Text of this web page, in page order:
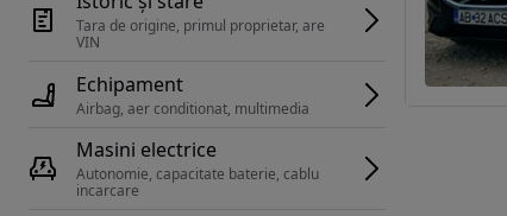
Tara de origine, primul proprietar, are
Echipament
Airbag, aer conditionat, multimedia
Masini electrice
Autonomie, capacitate baterie, cablu